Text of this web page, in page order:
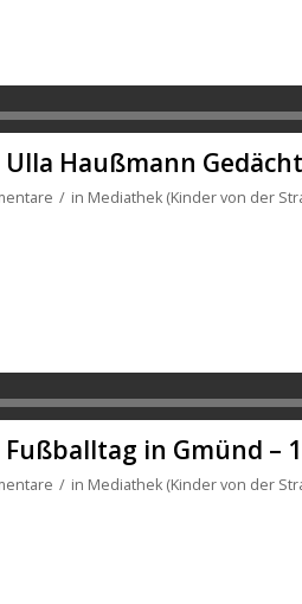
Ulla Haußmann
/ in Mediathek (Kinder von der
Fußballtag in Gmünd –
/ in Mediathek (Kinder von der